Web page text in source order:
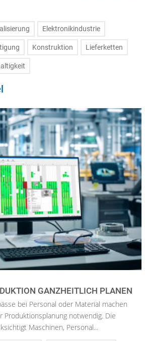
Elektronikindustrie
Konstruktion Lieferketten
GANZHEITLICH PLANEN
bei Personal oder Material machen
Produktionsplanung notwendig. Die
Maschinen, Personal...